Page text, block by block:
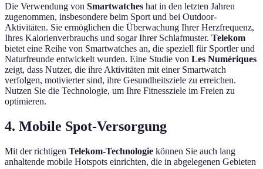
Die Verwendung von Smartwatches hat in den letzten Jahren
zugenommen, insbesondere beim Sport und bei Outdoor-
Aktivitäten. Sie ermöglichen die Überwachung Ihrer Herzfrequenz,
Ihres Kalorienverbrauchs und sogar Ihrer Schlafmuster. Telekom
bietet eine Reihe von Smartwatches an, die speziell für Sportler und
Naturfreunde entwickelt wurden. Eine Studie von Les Numériques
zeigt, dass Nutzer, die ihre Aktivitäten mit einer Smartwatch
verfolgen, motivierter sind, ihre Gesundheitsziele zu erreichen.
Nutzen Sie die Technologie, um Ihre Fitnessziele im Freien zu
optimieren.
4. Mobile Spot-Versorgung
Mit der richtigen Telekom-Technologie können Sie auch lang
anhaltende mobile Hotspots einrichten, die in abgelegenen Gebieten